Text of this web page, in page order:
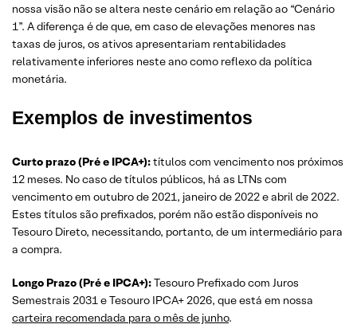
nossa visão não se altera neste cenário em relação ao “Cenário
1”. A diferença é de que, em caso de elevações menores nas
taxas de juros, os ativos apresentariam rentabilidades
relativamente inferiores neste ano como reflexo da política
monetária.
Exemplos de investimentos
Curto prazo (Pré e IPCA+):títulos com vencimento nos próximos
12 meses. No caso de títulos públicos, há as LTNs com
vencimento em outubro de 2021, janeiro de 2022 e abril de 2022.
Estes títulos são prefixados, porém não estão disponíveis no
Tesouro Direto, necessitando, portanto, de um intermediário para
a compra.
Longo Prazo (Pré e IPCA+):Tesouro Prefixado com Juros
Semestrais 2031 e Tesouro IPCA+ 2026, que está em nossa
carteira recomendada para o mês de junho.